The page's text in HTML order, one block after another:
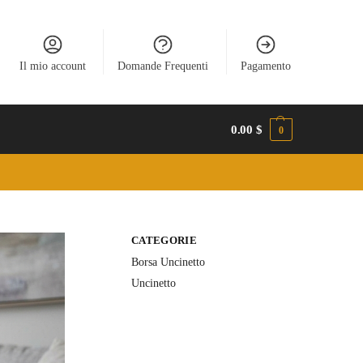
Il mio account Domande Frequenti Pagamento
0.00$ 0
CATEGORIE
Borsa Uncinetto
Uncinetto